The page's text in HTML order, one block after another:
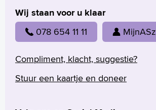
Polski
Türkçe
Arabisch
Wij staan voor u klaar
078 654 11 11 MijnASz
Compliment, klacht, suggestie?
Stuur een kaartje en doneer